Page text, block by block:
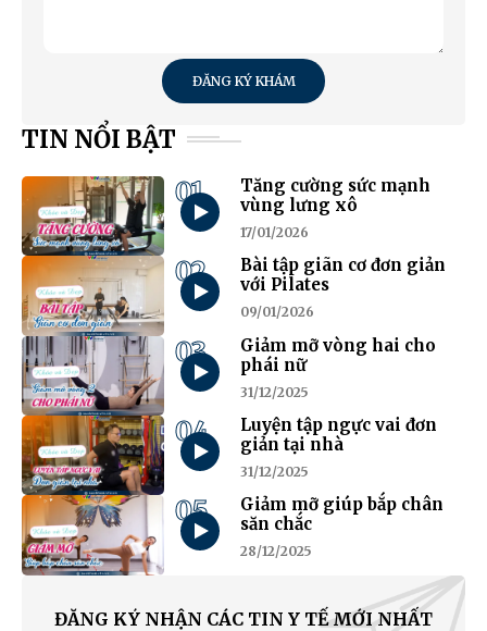
ĐĂNG KÝ KHÁM
TIN NỔI BẬT
01
Tăng cường sức mạnh
vùng lưng xô
17/01/2026
02
Bài tập giãn cơ đơn giản
với Pilates
09/01/2026
03
Giảm mỡ vòng hai cho
phái nữ
31/12/2025
04
Luyện tập ngực vai đơn
giản tại nhà
31/12/2025
05
Giảm mỡ giúp bắp chân
săn chắc
28/12/2025
ĐĂNG KÝ NHẬN CÁC TIN Y TẾ MỚI NHẤT